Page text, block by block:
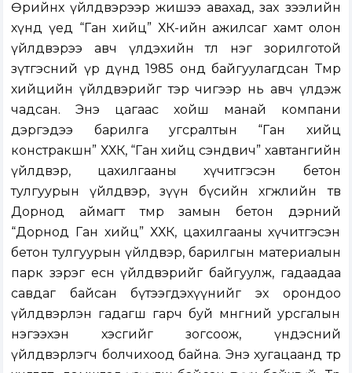
Өөрийнхөө үйлдвэрээр жишээ авахад, зах зээлийн
хүнд үед “Ган хийц” ХК-ийн ажилсаг хамт олон
үйлдвэрээ авч үлдэхийн төлөө нэг зорилготой
зүтгэсний үр дүнд 1985 онд байгуулагдсан Төмөр
хийцийн үйлдвэрийг тэр чигээр нь авч үлдэж
чадсан. Энэ цагаас хойш манай компани
дэргэдээ барилга угсралтын “Ган хийц
констракшн” ХХК, “Ган хийц сэндвич” хавтангийн
үйлдвэр, цахилгааны хүчитгэсэн бетон
тулгуурын үйлдвэр, зүүн бүсийн хөгжлийн төв
Дорнод аймагт төмөр замын бетон дэрний
“Дорнод Ган хийц” ХХК, цахилгааны хүчитгэсэн
бетон тулгуурын үйлдвэр, барилгын материалын
парк зэрэг есөн үйлдвэрийг байгуулж, гадаадаа
савдаг байсан бүтээгдэхүүнийг эх орондоо
үйлдвэрлэн гадагш гарч буй мөнгөний урсгалын
нэгээхэн хэсгийг зогсоож, үндэсний
үйлдвэрлэгч болчихоод байна. Энэ хугацаанд төр